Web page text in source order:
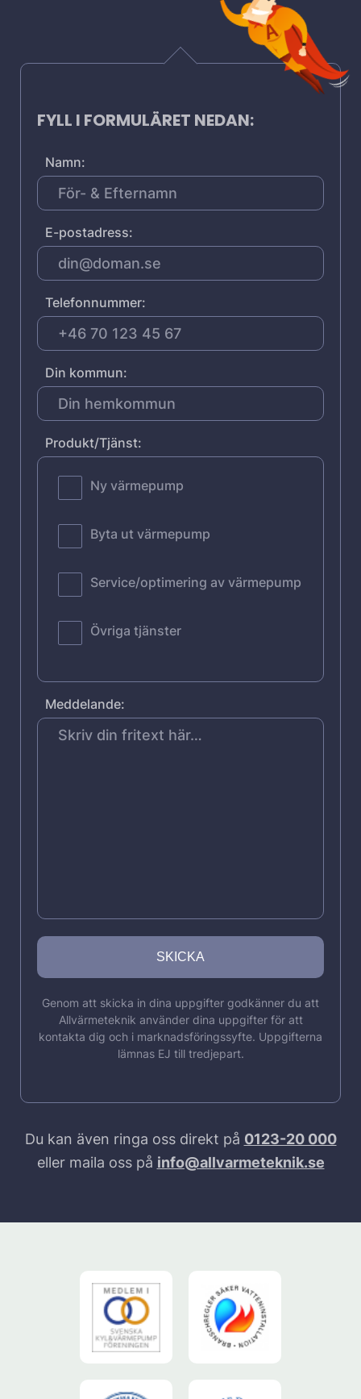
FYLL I FORMULÄRET NEDAN:
Namn:
E-postadress:
Telefonnummer:
Din kommun:
Produkt/Tjänst:
Ny värmepump
Byta ut värmepump
Service/optimering av värmepump
Övriga tjänster
Meddelande:
Genom att skicka in dina uppgifter godkänner du att
Allvärmeteknik använder dina uppgifter för att
kontakta dig och i marknadsföringssyfte. Uppgifterna
lämnas EJ till tredjepart.
Du kan även ringa oss direkt på 0123-20 000
eller maila oss på info@allvarmeteknik.se